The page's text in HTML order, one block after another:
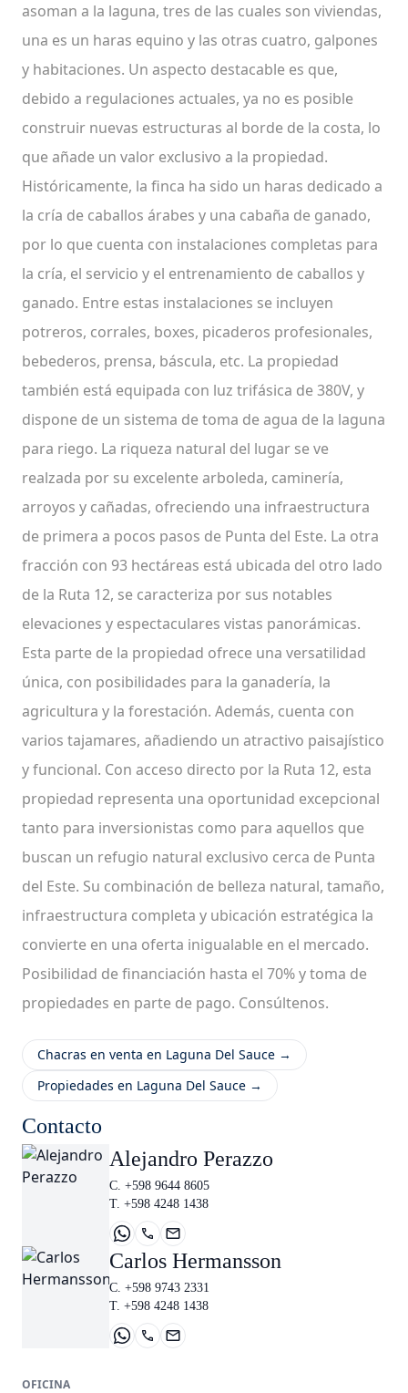
asoman a la laguna, tres de las cuales son viviendas,
una es un haras equino y las otras cuatro, galpones
y habitaciones. Un aspecto destacable es que,
debido a regulaciones actuales, ya no es posible
construir nuevas estructuras al borde de la costa, lo
que añade un valor exclusivo a la propiedad.
Históricamente, la finca ha sido un haras dedicado a
la cría de caballos árabes y una cabaña de ganado,
por lo que cuenta con instalaciones completas para
la cría, el servicio y el entrenamiento de caballos y
ganado. Entre estas instalaciones se incluyen
potreros, corrales, boxes, picaderos profesionales,
bebederos, prensa, báscula, etc. La propiedad
también está equipada con luz trifásica de 380V, y
dispone de un sistema de toma de agua de la laguna
para riego. La riqueza natural del lugar se ve
realzada por su excelente arboleda, caminería,
arroyos y cañadas, ofreciendo una infraestructura
de primera a pocos pasos de Punta del Este. La otra
fracción con 93 hectáreas está ubicada del otro lado
de la Ruta 12, se caracteriza por sus notables
elevaciones y espectaculares vistas panorámicas.
Esta parte de la propiedad ofrece una versatilidad
única, con posibilidades para la ganadería, la
agricultura y la forestación. Además, cuenta con
varios tajamares, añadiendo un atractivo paisajístico
y funcional. Con acceso directo por la Ruta 12, esta
propiedad representa una oportunidad excepcional
tanto para inversionistas como para aquellos que
buscan un refugio natural exclusivo cerca de Punta
del Este. Su combinación de belleza natural, tamaño,
infraestructura completa y ubicación estratégica la
convierte en una oferta inigualable en el mercado.
Posibilidad de financiación hasta el 70% y toma de
propiedades en parte de pago. Consúltenos.
Chacras en venta en Laguna Del Sauce →
Propiedades en Laguna Del Sauce →
Contacto
Alejandro Perazzo
C. +598 9644 8605
T. +598 4248 1438
Carlos Hermansson
C. +598 9743 2331
T. +598 4248 1438
OFICINA